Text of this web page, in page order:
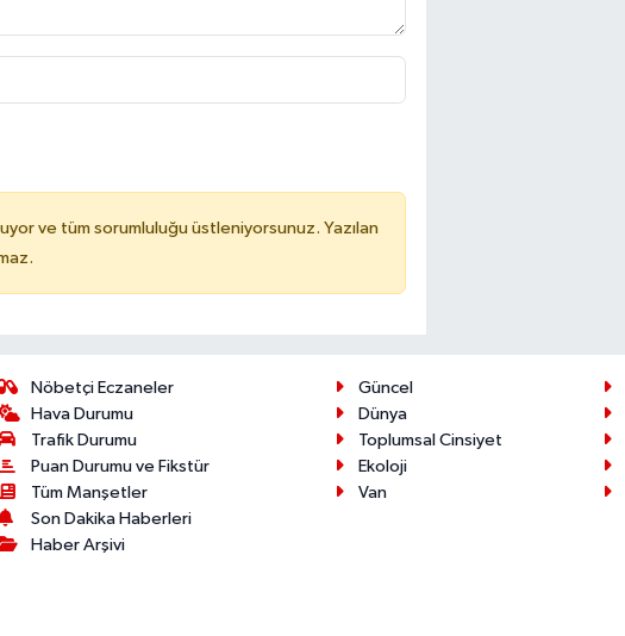
ve tüm sorumluluğu üstleniyorsunuz. Yazılan
Nöbetçi Eczaneler
Hava Durumu
Trafik Durumu
Puan Durumu ve Fikstür
Tüm Manşetler
Son Dakika Haberleri
Haber Arşivi
Güncel
Dünya
Toplumsal Cinsiyet
Ekoloji
Van